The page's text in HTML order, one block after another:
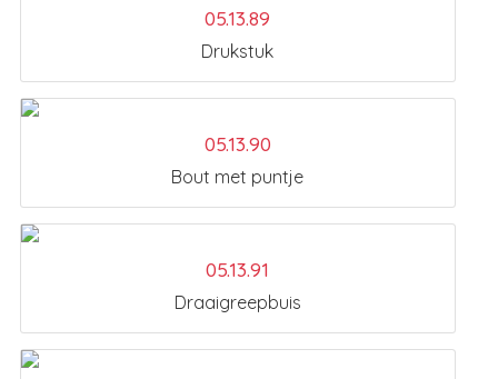
05.13.89
Drukstuk
05.13.90
Bout met puntje
05.13.91
Draaigreepbuis